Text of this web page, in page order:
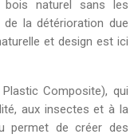
bois naturel sans les
de la détérioration due
et design est ici
Composite), qui
aux insectes et à la
permet de créer des